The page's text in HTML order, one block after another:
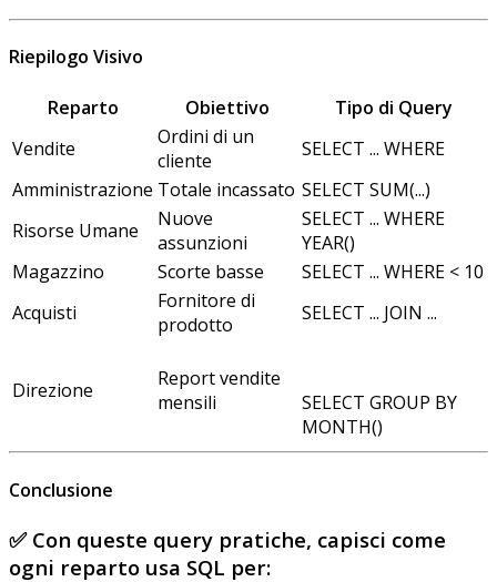
Riepilogo Visivo
Reparto Obiettivo
Tipo di Query
Vendite
Ordini di un
cliente
SELECT ... WHERE
Amministrazione Totale incassato SELECT SUM(...)
Risorse Umane
Nuove
assunzioni
SELECT ... WHERE
YEAR()
Magazzino
Scorte basse
SELECT ... WHERE < 10
Acquisti
Fornitore di
prodotto
SELECT ... JOIN ...
Direzione
Report vendite
mensili
SELECT GROUP BY
MONTH()
Conclusione
✅ Con queste query pratiche, capisci come
ogni reparto usa SQL per: